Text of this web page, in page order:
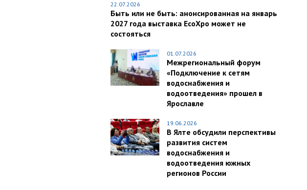
22.07.2026
Быть или не быть: анонсированная на январь
2027 года выставка EcoXpo может не
состояться
01.07.2026
Межрегиональный форум
«Подключение к сетям
водоснабжения и
водоотведения» прошел в
Ярославле
19.06.2026
В Ялте обсудили перспективы
развития систем
водоснабжения и
водоотведения южных
регионов России